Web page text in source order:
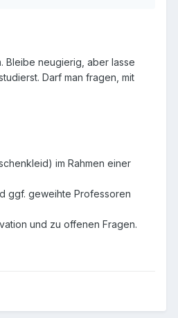
Bleibe neugierig, aber lasse
Darf man fragen, mit
im Rahmen einer
ggf. geweihte Professoren
und zu offenen Fragen.